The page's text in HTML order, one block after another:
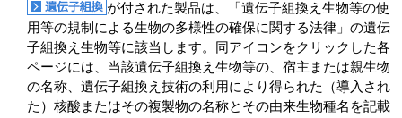
が付された製品は、「遺伝子組換え生物等の使
用等の規制による生物の多様性の確保に関する法律」の遺伝
子組換え生物等に該当します。同アイコンをクリックした各
ページには、当該遺伝子組換え生物等の、宿主または親生物
の名称、遺伝子組換え技術の利用により得られた（導入され
た）核酸またはその複製物の名称とその由来生物種名を記載